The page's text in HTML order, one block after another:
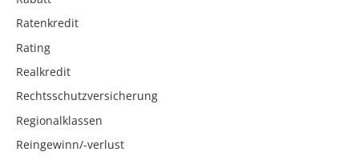
Ratenkredit
Rating
Realkredit
Rechtsschutzversicherung
Regionalklassen
Reingewinn/-verlust